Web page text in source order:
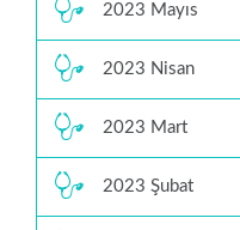
2023 Mayıs
2023 Nisan
2023 Mart
2023 Şubat